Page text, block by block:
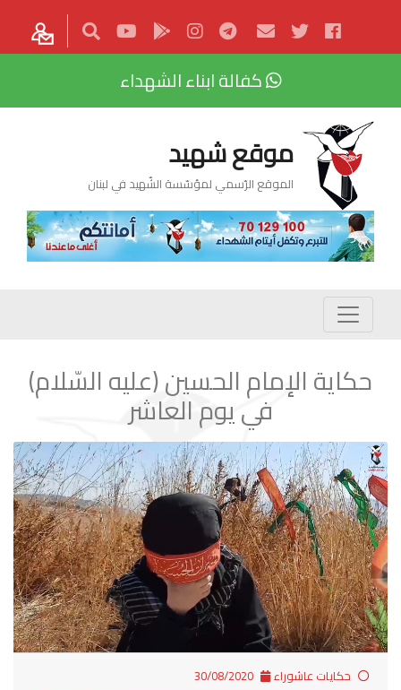
كفالة ابناء الشهداء
موقع شهيد
الموقع الرّسمي لمؤسّسة الشّهيد في لبنان
حكاية الإمام الحسين (عليه السّلام)
في يوم العاشر
حكايات عاشوراء